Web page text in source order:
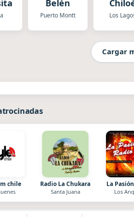
Belén
Puerto Montt Los
Cargar
chile Radio La Chukara
Santa Juana
La
Los